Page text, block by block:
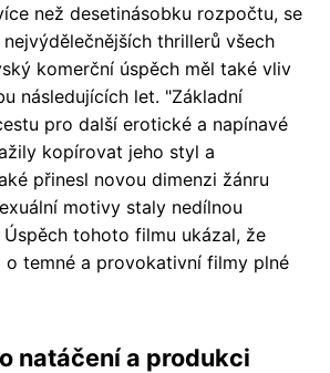
než desetinásobku rozpočtu, se
thrillerů všech
komerční úspěch měl také vliv
následujících let. "Základní
pro další erotické a napínavé
kopírovat jeho styl a
přinesl novou dimenzi žánru
motivy staly nedílnou
tohoto filmu ukázal, že
o temné a provokativní filmy plné
natáčení a produkci